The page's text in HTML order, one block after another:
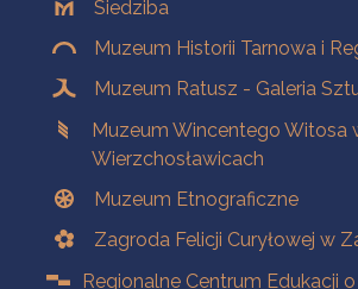
Siedziba
Muzeum Historii Tarnowa i
Muzeum Ratusz - Galeria
Muzeum Wincentego Witosa
Wierzchosławicach
Muzeum Etnograficzne
Zagroda Felicji Curyłowej w
Regionalne Centrum Edukacji